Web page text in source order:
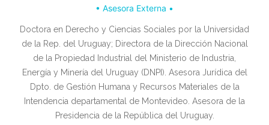
• Asesora Externa •
Doctora en Derecho y Ciencias Sociales por la Universidad
de la Rep. del Uruguay; Directora de la Dirección Nacional
de la Propiedad Industrial del Ministerio de Industria,
Energía y Minería del Uruguay (DNPI). Asesora Jurídica del
Dpto. de Gestión Humana y Recursos Materiales de la
Intendencia departamental de Montevideo. Asesora de la
Presidencia de la República del Uruguay.